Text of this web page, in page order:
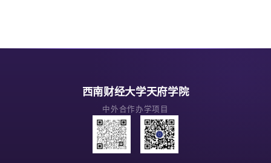
西南财经大学天府学院
中外合作办学项目